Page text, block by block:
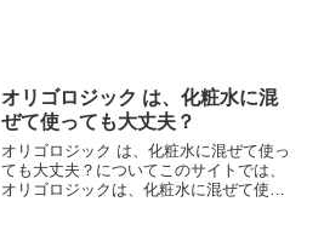
オリゴロジック は、化粧水に混
ぜて使っても大丈夫？
オリゴロジック は、化粧水に混ぜて使っ
ても大丈夫？についてこのサイトでは、
オリゴロジックは、化粧水に混ぜて使っ